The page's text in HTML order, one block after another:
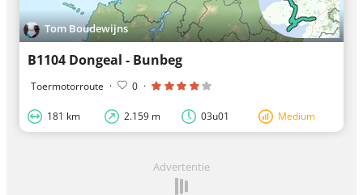
Tom Boudewijns
B1104 Dongeal - Bunbeg
Toermotorroute · 0 ·
181 km 2.159 m 03u01 Medium
Advertentie